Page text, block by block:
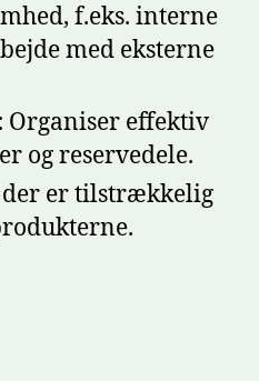
f.eks. interne
med eksterne
Organiser effektiv
og reservedele.
der er tilstrækkelig